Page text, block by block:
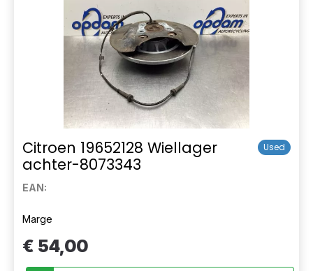
Citroen 19652128 Wiellager
achter-8073343
Used
EAN:
Marge
€ 54,00